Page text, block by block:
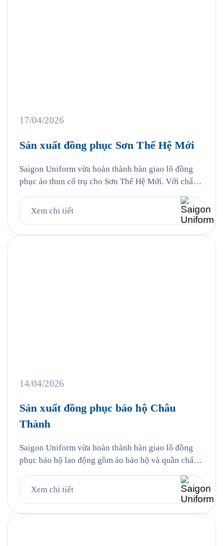
17/04/2026
Sản xuất đồng phục Sơn Thế Hệ Mới
Saigon Uniform vừa hoàn thành bàn giao lô đồng
phục áo thun cổ trụ cho Sơn Thế Hệ Mới. Với chất
nét, áo đồng phục không chỉ đảm bảo tính năng mặc
hàng ngày mà còn trở thành công cụ nhận diện
Xem chi tiết
14/04/2026
Sản xuất đồng phục bảo hộ Châu
Thành
Saigon Uniform vừa hoàn thành bàn giao lô đồng
phục bảo hộ lao động gồm áo bảo hộ và quần chất
Châu Thành (Châu Thành Petro) — một trong
những thương nhân phân phối xăng dầu lớn tại khu
Xem chi tiết